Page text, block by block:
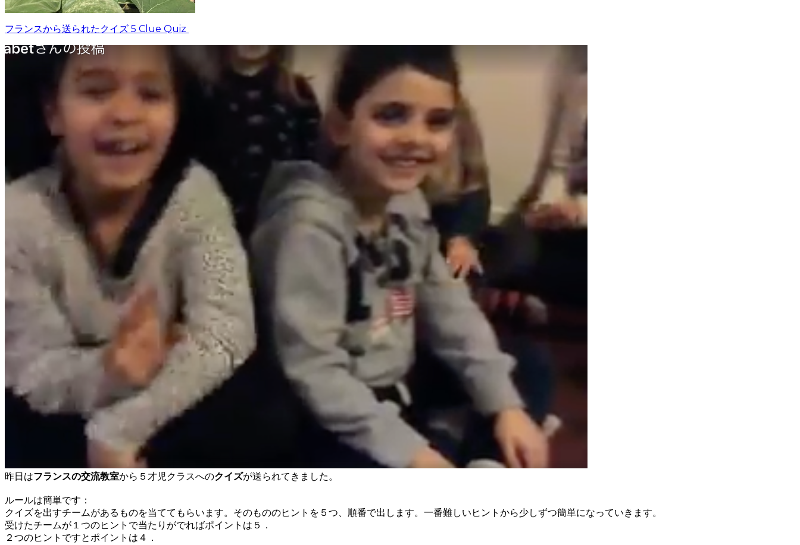
フランスから送られたクイズ 5 Clue Quiz
昨日はフランスの交流教室から５才児クラスへのクイズが送られてきました。
ルールは簡単です：
クイズを出すチームがあるものを当ててもらいます。そのもののヒントを５つ、順番で出します。一番難しいヒントから少しずつ簡単になっていきます。
受けたチームが１つのヒントで当たりがでればポイントは５．
２つのヒントですとポイントは４．